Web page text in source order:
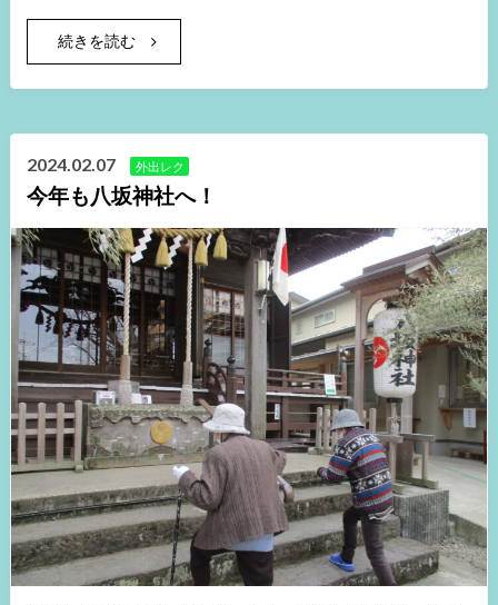
続きを読む
2024.02.07 外出レク
今年も八坂神社へ！